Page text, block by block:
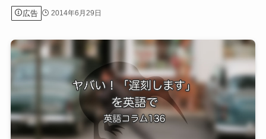
広告 2014年6月29日